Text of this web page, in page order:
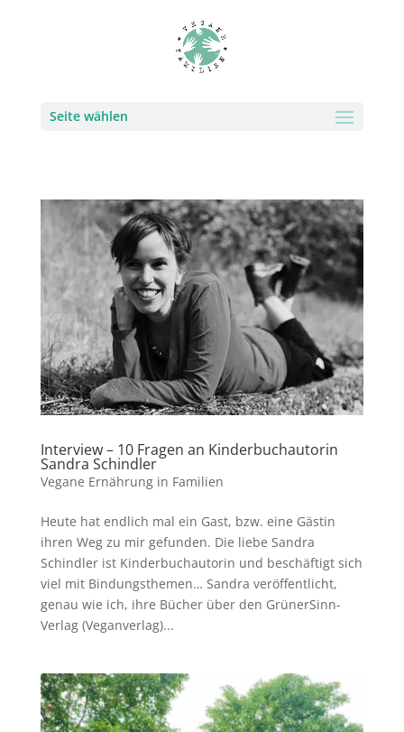
Seite wählen
Interview – 10 Fragen an Kinderbuchautorin
Sandra Schindler
Vegane Ernährung in Familien
Heute hat endlich mal ein Gast, bzw. eine Gästin
ihren Weg zu mir gefunden. Die liebe Sandra
Schindler ist Kinderbuchautorin und beschäftigt sich
viel mit Bindungsthemen… Sandra veröffentlicht,
genau wie ich, ihre Bücher über den GrünerSinn-
Verlag (Veganverlag)...